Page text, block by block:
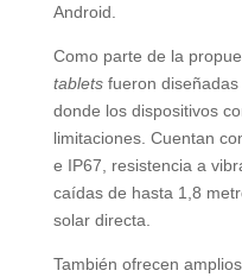
Android.
Como parte de la
tablets fueron
donde los dispositivos
limitaciones. Cuentan
e IP67, resistencia a
caídas de hasta 1,8
solar directa.
También ofrecen